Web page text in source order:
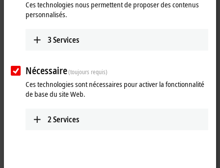
Ces technologies nous permettent de proposer des contenus
personnalisés.
3Services
Nécessaire(toujours requis)
Ces technologies sont nécessaires pour activer la fonctionnalité
de base du site Web.
2Services